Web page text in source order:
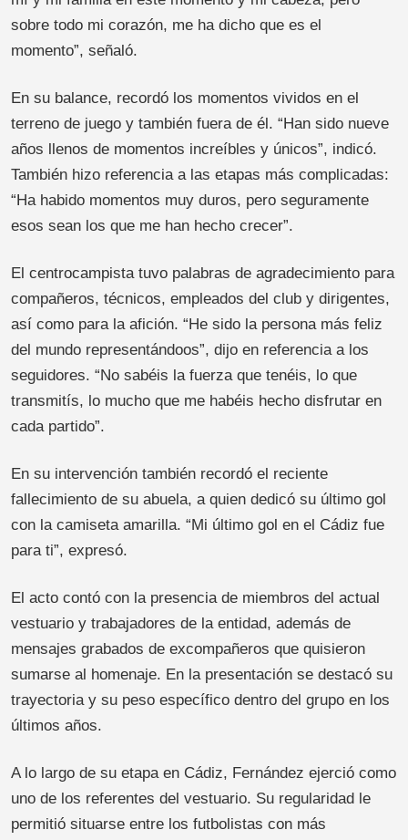
sobre todo mi corazón, me ha dicho que es el
momento”, señaló.
En su balance, recordó los momentos vividos en el
terreno de juego y también fuera de él. “Han sido nueve
años llenos de momentos increíbles y únicos”, indicó.
También hizo referencia a las etapas más complicadas:
“Ha habido momentos muy duros, pero seguramente
esos sean los que me han hecho crecer”.
El centrocampista tuvo palabras de agradecimiento para
compañeros, técnicos, empleados del club y dirigentes,
así como para la afición. “He sido la persona más feliz
del mundo representándoos”, dijo en referencia a los
seguidores. “No sabéis la fuerza que tenéis, lo que
transmitís, lo mucho que me habéis hecho disfrutar en
cada partido”.
En su intervención también recordó el reciente
fallecimiento de su abuela, a quien dedicó su último gol
con la camiseta amarilla. “Mi último gol en el Cádiz fue
para ti”, expresó.
El acto contó con la presencia de miembros del actual
vestuario y trabajadores de la entidad, además de
mensajes grabados de excompañeros que quisieron
sumarse al homenaje. En la presentación se destacó su
trayectoria y su peso específico dentro del grupo en los
últimos años.
A lo largo de su etapa en Cádiz, Fernández ejerció como
uno de los referentes del vestuario. Su regularidad le
permitió situarse entre los futbolistas con más